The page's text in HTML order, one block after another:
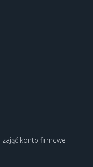
zająć konto firmowe